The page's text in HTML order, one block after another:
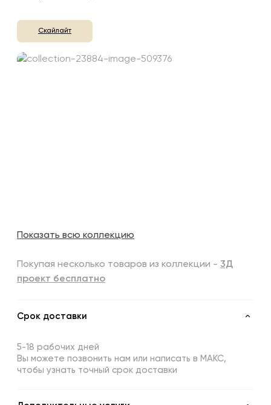
Скайлайт
Показать всю коллекцию
Покупая несколько товаров из коллекции - 3Д
проект бесплатно
Срок доставки
5-18 рабочих дней
Вы можете позвонить нам или написать в МАКС,
чтобы узнать точный срок доставки